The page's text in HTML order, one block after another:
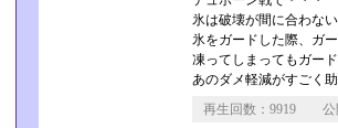
氷は破壊が間に合わな
氷をガードした際、ガ
凍ってしまってもガー
あのダメ軽減がすごく
再生回数：9919